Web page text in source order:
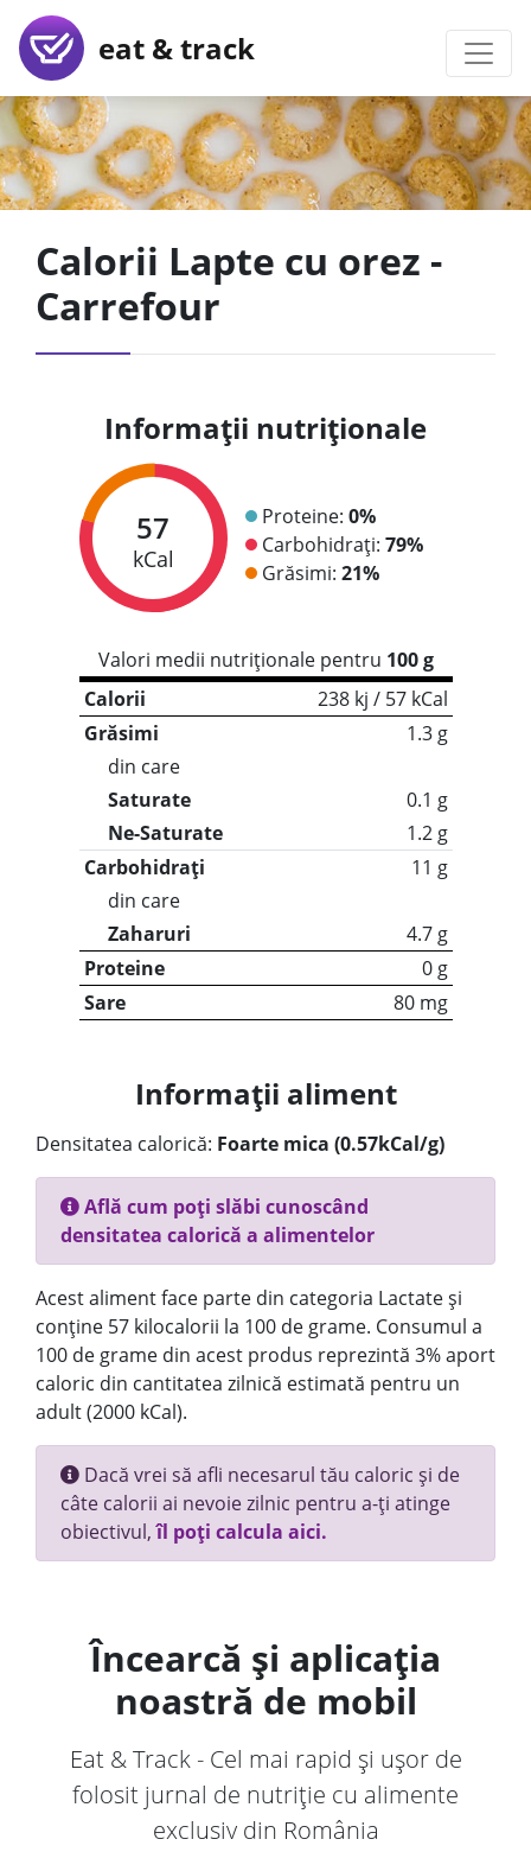
eat & track
Calorii Lapte cu orez -
Carrefour
Informații nutriționale
57
kCal
Proteine: 0%
Carbohidrați: 79%
Grăsimi: 21%
Valori medii nutriționale pentru 100 g
Calorii
238 kj / 57 kCal
Grăsimi
1.3 g
din care
Saturate
0.1 g
Ne-Saturate
1.2 g
Carbohidrați
11 g
din care
Zaharuri
4.7 g
Proteine
0 g
Sare
80 mg
Informații aliment
Densitatea calorică: Foarte mica (0.57kCal/g)
Află cum poți slăbi cunoscând
densitatea calorică a alimentelor
Acest aliment face parte din categoria Lactate și
conține 57 kilocalorii la 100 de grame. Consumul a
100 de grame din acest produs reprezintă 3% aport
caloric din cantitatea zilnică estimată pentru un
adult (2000 kCal).
Dacă vrei să afli necesarul tău caloric și de
câte calorii ai nevoie zilnic pentru a-ți atinge
obiectivul,îl poți calcula aici.
Încearcă și aplicația
noastră de mobil
Eat & Track - Cel mai rapid și ușor de
folosit jurnal de nutriție cu alimente
exclusiv din România